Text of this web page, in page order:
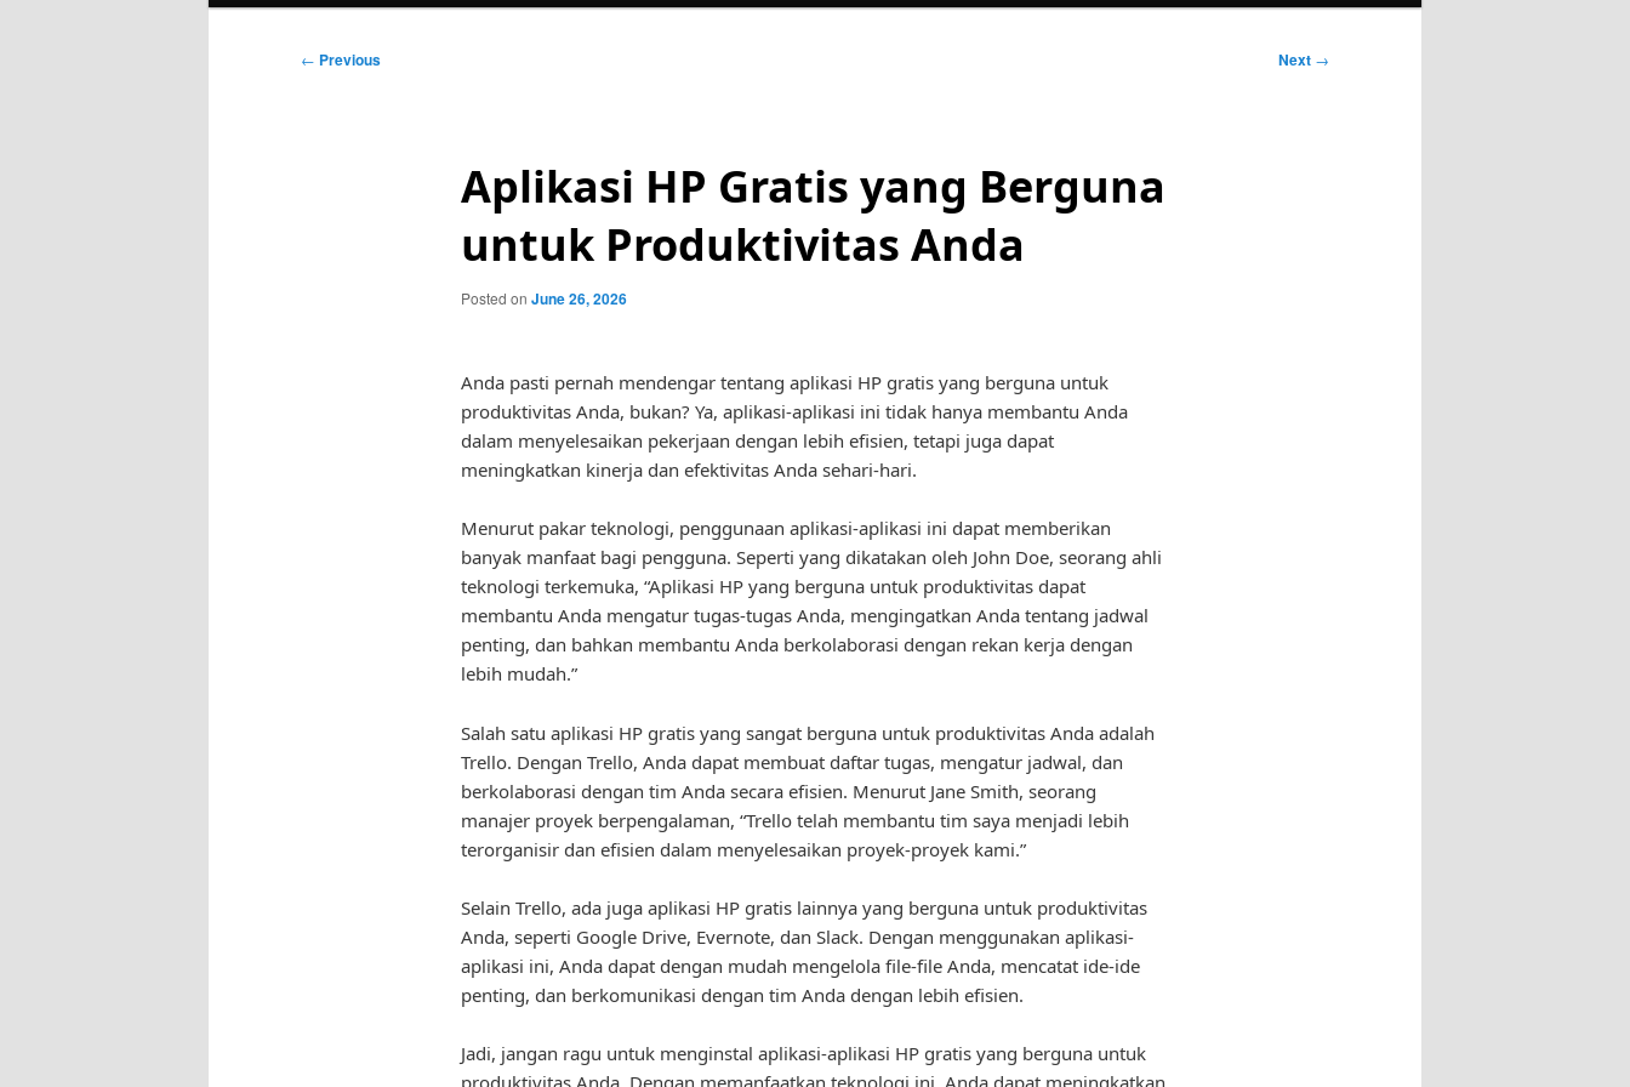
Post
← Previous Next →
Aplikasi HP Gratis yang Berguna
untuk Produktivitas Anda
Posted on June 26, 2026
Anda pasti pernah mendengar tentang aplikasi HP gratis yang berguna untuk
produktivitas Anda, bukan? Ya, aplikasi-aplikasi ini tidak hanya membantu Anda
dalam menyelesaikan pekerjaan dengan lebih efisien, tetapi juga dapat
meningkatkan kinerja dan efektivitas Anda sehari-hari.
Menurut pakar teknologi, penggunaan aplikasi-aplikasi ini dapat memberikan
banyak manfaat bagi pengguna. Seperti yang dikatakan oleh John Doe, seorang ahli
teknologi terkemuka, “Aplikasi HP yang berguna untuk produktivitas dapat
membantu Anda mengatur tugas-tugas Anda, mengingatkan Anda tentang jadwal
penting, dan bahkan membantu Anda berkolaborasi dengan rekan kerja dengan
lebih mudah.”
Salah satu aplikasi HP gratis yang sangat berguna untuk produktivitas Anda adalah
Trello. Dengan Trello, Anda dapat membuat daftar tugas, mengatur jadwal, dan
berkolaborasi dengan tim Anda secara efisien. Menurut Jane Smith, seorang
manajer proyek berpengalaman, “Trello telah membantu tim saya menjadi lebih
terorganisir dan efisien dalam menyelesaikan proyek-proyek kami.”
Selain Trello, ada juga aplikasi HP gratis lainnya yang berguna untuk produktivitas
Anda, seperti Google Drive, Evernote, dan Slack. Dengan menggunakan aplikasi-
aplikasi ini, Anda dapat dengan mudah mengelola file-file Anda, mencatat ide-ide
penting, dan berkomunikasi dengan tim Anda dengan lebih efisien.
Jadi, jangan ragu untuk menginstal aplikasi-aplikasi HP gratis yang berguna untuk